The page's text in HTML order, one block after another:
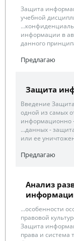
Защита
учебной
информации в
данного
Предлагаю
Защита
Введение
одной из самых
информационно
...данных -
или ее
Предлагаю
Анализ
...особенности
правовой
Защита
права и система